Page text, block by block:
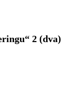
2 (dva)